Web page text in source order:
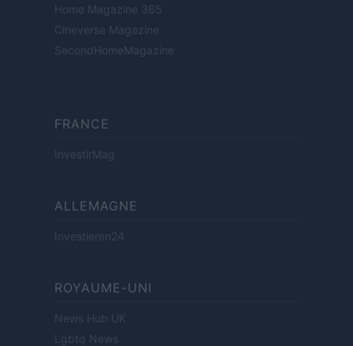
Home Magazine 365
Cineverse Magazine
SecondHomeMagazine
FRANCE
InvestirMag
ALLEMAGNE
Investieren24
ROYAUME-UNI
News Hub UK
Lgbtq News